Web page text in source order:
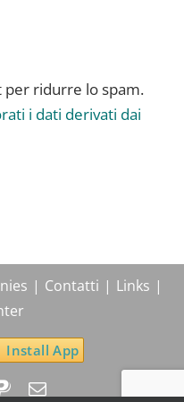
per ridurre lo spam.
i dati derivati dai
Contatti
Links
Install App